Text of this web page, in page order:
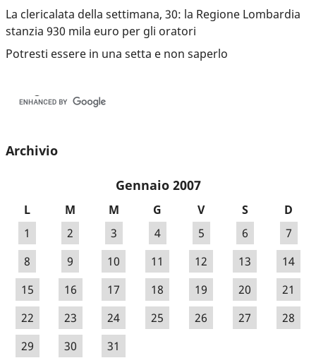
La clericalata della settimana, 30: la Regione Lombardia
stanzia 930 mila euro per gli oratori
Potresti essere in una setta e non saperlo
Archivio
Gennaio 2007
L M M G V S
D
1
2 3 4 5 6
7
8
9 10 11 12 13
14
15
16 17 18 19 20
21
22
23 24 25 26 27
28
29
30
31